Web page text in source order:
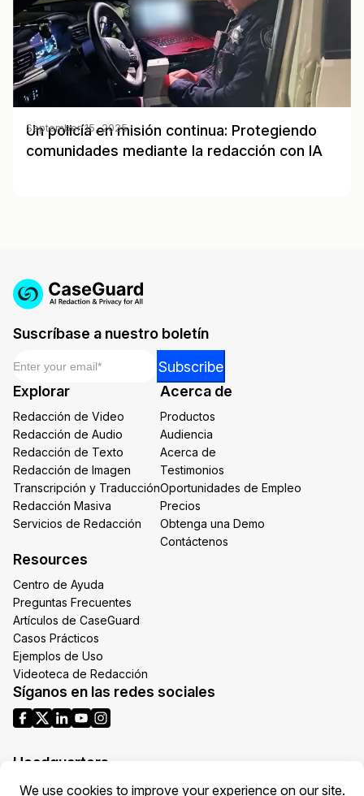
Un policía en misión continua: Protegiendo
comunidades mediante la redacción con IA
September 15, 2025
Suscríbase a nuestro boletín
*
Subscribe
Explorar
Redacción de Video
Redacción de Audio
Redacción de Texto
Redacción de Imagen
Transcripción y Traducción
Redacción Masiva
Servicios de Redacción
Acerca de
Productos
Audiencia
Acerca de
Testimonios
Oportunidades de Empleo
Precios
Obtenga una Demo
Contáctenos
Resources
Centro de Ayuda
Preguntas Frecuentes
Artículos de CaseGuard
Casos Prácticos
Ejemplos de Uso
Videoteca de Redacción
Síganos en las redes sociales
Headquarters
1700 N Moore St Suite 1701